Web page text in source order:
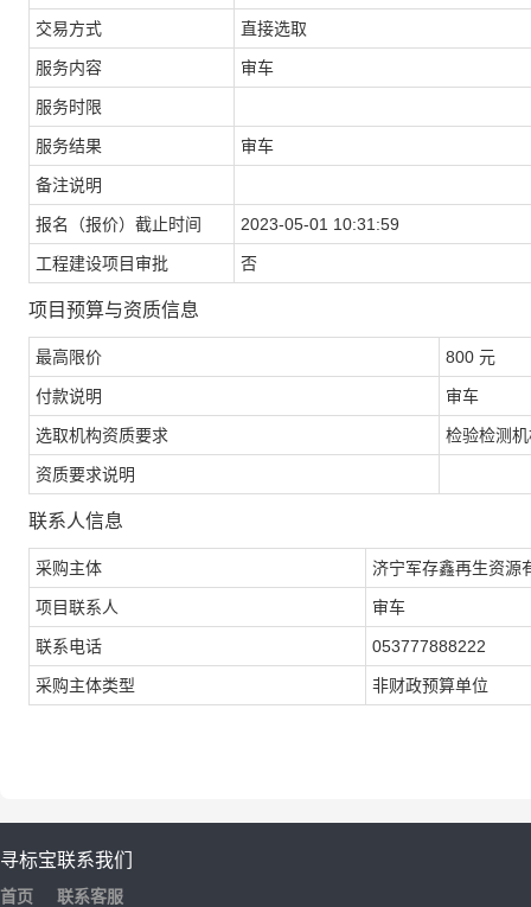
交易方式 直接选取
服务内容 审车
服务时限
服务结果 审车
备注说明
报名（报价）截止时间 2023-05-01 10:31:59
工程建设项目审批 否
项目预算与资质信息
最高限价 800 元
付款说明 审车
选取机构资质要求 检验检测
资质要求说明
联系人信息
采购主体 济宁军存鑫再生资源
项目联系人 审车
联系电话 053777888222
采购主体类型 非财政预算单位
寻标宝
首页
联系我们
联系客服